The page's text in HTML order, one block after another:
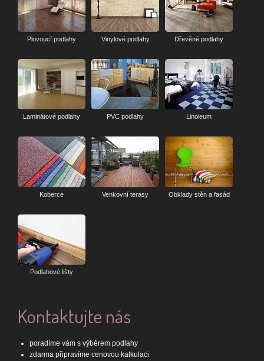
Plovoucí podlahy Vinylové podlahy Dřevěné podlahy
Laminátové podlahy PVC podlahy Linoleum
Koberce Venkovní terasy Obklady stěn a fasád
Podlahové lišty
Kontaktujte nás
poradíme vám s výběrem podlahy
zdarma připravíme cenovou kalkulaci